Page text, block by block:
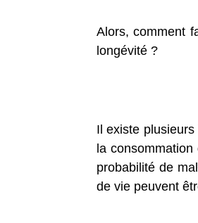
Alors, comment
longévité ?
Il existe
la
probabilité de
de vie peuvent